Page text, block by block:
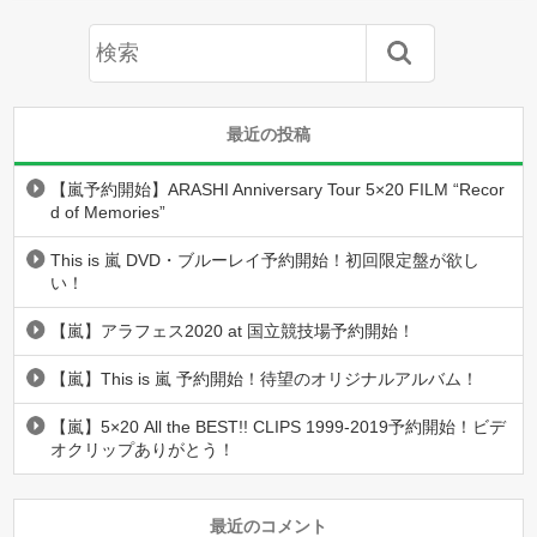
最近の投稿
【嵐予約開始】ARASHI Anniversary Tour 5×20 FILM “Recor
d of Memories”
This is 嵐 DVD・ブルーレイ予約開始！初回限定盤が欲し
い！
【嵐】アラフェス2020 at 国立競技場予約開始！
【嵐】This is 嵐 予約開始！待望のオリジナルアルバム！
【嵐】5×20 All the BEST!! CLIPS 1999-2019予約開始！ビデ
オクリップありがとう！
最近のコメント